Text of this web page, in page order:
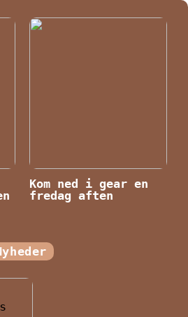
Kom ned i gear en
fredag aften